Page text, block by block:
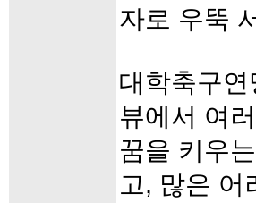
자로 우뚝
대학축구
뷰에서 여
꿈을 키우
고, 많은 어